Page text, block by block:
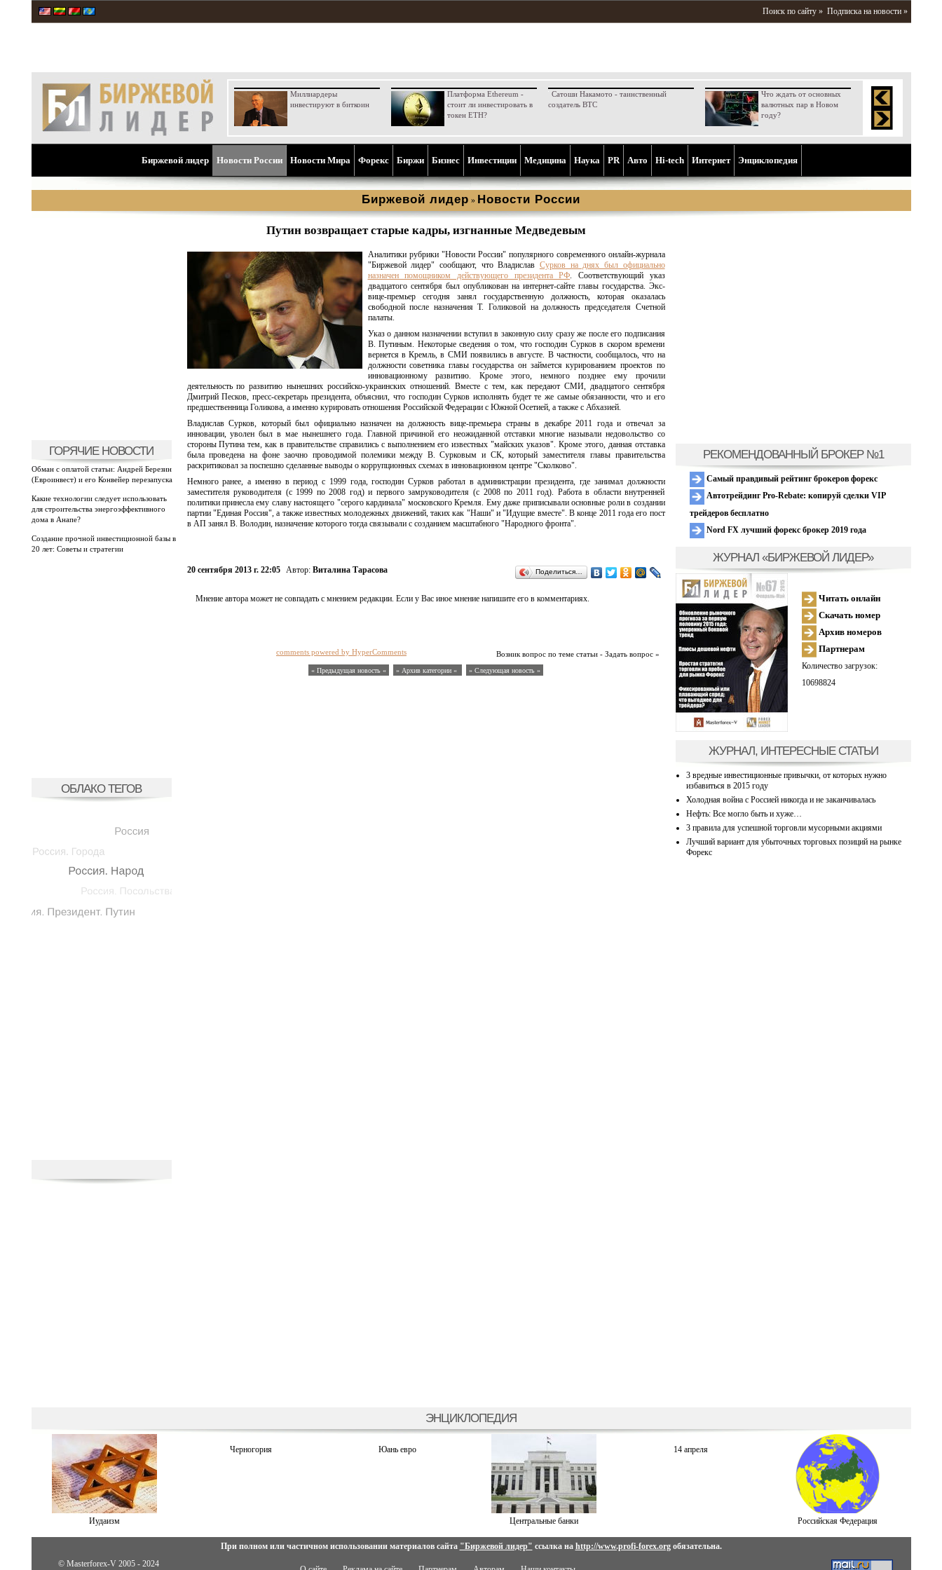
Поиск по сайту » Подписка на новости »
Миллиардеры
инвестируют в биткоин
Платформа Ethereum -
стоит ли инвестировать в
токен ETH?
Сатоши Накамото - таинственный
создатель BTC
Что ждать от основных
валютных пар в Новом
году?
Биржевой лидер Новости России Новости Мира Форекс Биржи Бизнес Инвестиции Медицина Наука PR Aвто Hi-tech Интернет Энциклопедия
Биржевой лидер » Новости России
ГОРЯЧИЕ НОВОСТИ
Обман с оплатой статьи: Андрей Березин
(Евроинвест) и его Конвейер перезапуска
Какие технологии следует использовать
для строительства энергоэффективного
дома в Анапе?
Создание прочной инвестиционной базы в
20 лет: Советы и стратегии
ОБЛАКО ТЕГОВ
Путин возвращает старые кадры, изгнанные Медведевым
Аналитики рубрики "Новости России" популярного современного онлайн-журнала
"Биржевой лидер" сообщают, что Владислав Сурков на днях был официально
назначен помощником действующего президента РФ. Соответствующий указ
двадцатого сентября был опубликован на интернет-сайте главы государства. Экс-
вице-премьер сегодня занял государственную должность, которая оказалась
свободной после назначения Т. Голиковой на должность председателя Счетной
палаты.
Указ о данном назначении вступил в законную силу сразу же после его подписания
В. Путиным. Некоторые сведения о том, что господин Сурков в скором времени
вернется в Кремль, в СМИ появились в августе. В частности, сообщалось, что на
должности советника главы государства он займется курированием проектов по
инновационному развитию. Кроме этого, немного позднее ему прочили
деятельность по развитию нынешних российско-украинских отношений. Вместе с тем, как передают СМИ, двадцатого сентября
Дмитрий Песков, пресс-секретарь президента, объяснил, что господин Сурков исполнять будет те же самые обязанности, что и его
предшественница Голикова, а именно курировать отношения Российской Федерации с Южной Осетией, а также с Абхазией.
Владислав Сурков, который был официально назначен на должность вице-премьера страны в декабре 2011 года и отвечал за
инновации, уволен был в мае нынешнего года. Главной причиной его неожиданной отставки многие называли недовольство со
стороны Путина тем, как в правительстве справились с выполнением его известных "майских указов". Кроме этого, данная отставка
была проведена на фоне заочно проводимой полемики между В. Сурковым и СК, который заместителя главы правительства
раскритиковал за поспешно сделанные выводы о коррупционных схемах в инновационном центре "Сколково".
Немного ранее, а именно в период с 1999 года, господин Сурков работал в администрации президента, где занимал должности
заместителя руководителя (с 1999 по 2008 год) и первого замруководителя (с 2008 по 2011 год). Работа в области внутренней
политики принесла ему славу настоящего "серого кардинала" московского Кремля. Ему даже приписывали основные роли в создании
партии "Единая Россия", а также известных молодежных движений, таких как "Наши" и "Идущие вместе". В конце 2011 года его пост
в АП занял В. Володин, назначение которого тогда связывали с созданием масштабного "Народного фронта".
20 сентября 2013 г. 22:05 Автор: Виталина Тарасова Поделиться…
Мнение автора может не совпадать с мнением редакции. Если у Вас иное мнение напишите его в комментариях.
Возник вопрос по теме статьи - Задать вопрос »
comments powered by HyperComments
« Предыдущая новость « » Архив категории « » Следующая новость »
РЕКОМЕНДОВАННЫЙ БРОКЕР №1
Самый правдивый рейтинг брокеров форекс
Автотрейдинг Pro-Rebate: копируй сделки VIP
трейдеров бесплатно
Nord FX лучший форекс брокер 2019 года
ЖУРНАЛ «БИРЖЕВОЙ ЛИДЕР»
Читать онлайн
Скачать номер
Архив номеров
Партнерам
Количество загрузок:
10698824
ЖУРНАЛ, ИНТЕРЕСНЫЕ СТАТЬИ
3 вредные инвестиционные привычки, от которых нужно
избавиться в 2015 году
Холодная война с Россией никогда и не заканчивалась
Нефть: Все могло быть и хуже…
3 правила для успешной торговли мусорными акциями
Лучший вариант для убыточных торговых позиций на рынке
Форекс
ЭНЦИКЛОПЕДИЯ
Иудаизм
Черногория Юань евро
Центральные банки
14 апреля
Российская Федерация
При полном или частичном использовании материалов сайта "Биржевой лидер" ссылка на http://www.profi-forex.orgобязательна.
© Masterforex-V 2005 - 2024